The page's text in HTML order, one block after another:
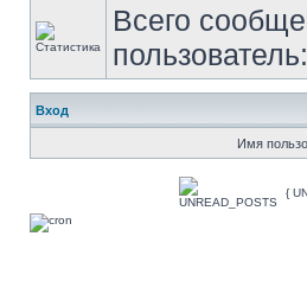
Всего
пользователь:
Вход
Имя
{